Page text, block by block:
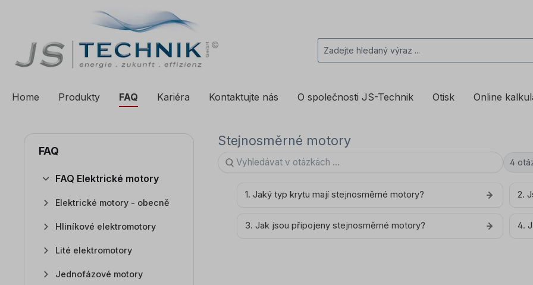
Přeskočit na hlavní navigaci
Home Produkty FAQ Kariéra Kontaktujte nás O společnosti JS-Technik Otisk Online
FAQ
FAQ Elektrické motory
Elektrické motory - obecně
Hliníkové elektromotory
Lité elektromotory
Jednofázové motory
Stejnosměrné motory
4
1. Jaký typ krytu mají stejnosměrné motory? 2.
3. Jak jsou připojeny stejnosměrné motory? 4.